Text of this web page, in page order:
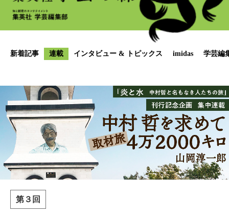
新着記事 連載 インタビュー & トピックス imidas 学芸編
第３回